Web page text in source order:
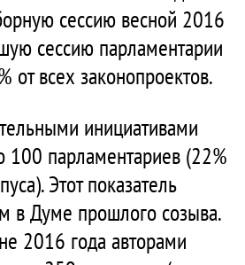
сессию весной 2016
сессию парламентарии
от всех законопроектов.
инициативами
100 парламентариев (22%
Этот показатель
в Думе прошлого созыва.
2016 года авторами